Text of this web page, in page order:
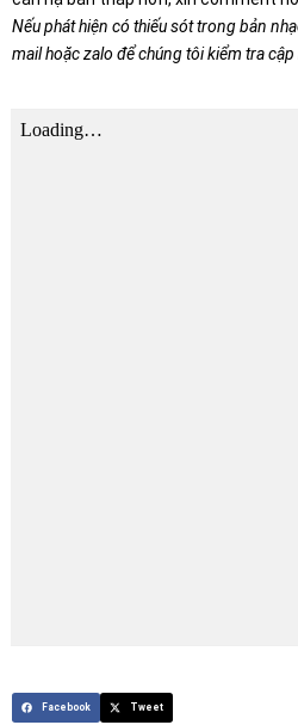
Nếu phát hiện có thiếu sót trong bản
mail hoặc zalo để chúng tôi kiểm tra cập
Facebook Tweet